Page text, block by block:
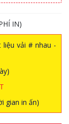
IN)
liệu vải # nhau -
gian in ấn)